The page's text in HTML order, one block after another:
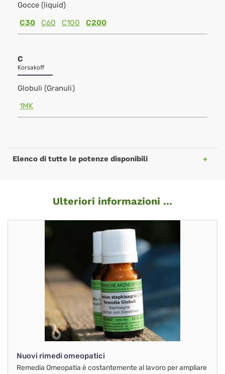
Gocce (liquid)
C30
C60 C100 C200
C
Korsakoff
Globuli (Granuli)
1MK
Elenco di tutte le potenze disponibili
Ulteriori informazioni ...
Nuovi rimedi omeopatici
Remedia Omeopatia è costantemente al lavoro per ampliare